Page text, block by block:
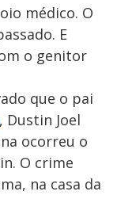
médico. O
E
o genitor
que o pai
, Dustin Joel
ocorreu o
O crime
na casa da